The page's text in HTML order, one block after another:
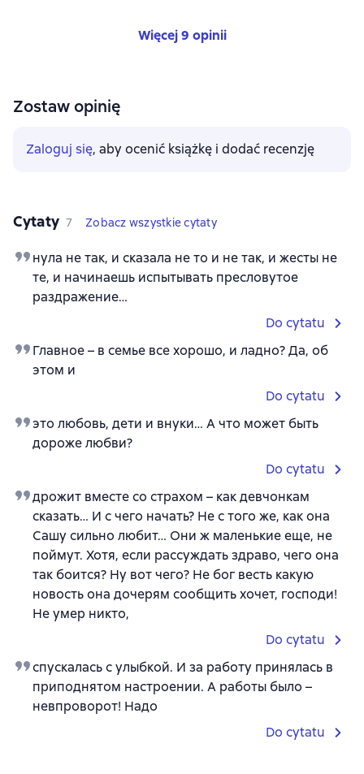
Więcej 9 opinii
Zostaw opinię
Zaloguj się, aby ocenić książkę i dodać recenzję
Cytaty 7 Zobacz wszystkie cytaty
нула не так, и сказала не то и не так, и жесты не
те, и начинаешь испытывать пресловутое
раздражение…
Do cytatu
Главное – в семье все хорошо, и ладно? Да, об
этом и
Do cytatu
это любовь, дети и внуки… А что может быть
дороже любви?
Do cytatu
дрожит вместе со страхом – как девчонкам
сказать… И с чего начать? Не с того же, как она
Сашу сильно любит… Они ж маленькие еще, не
поймут. Хотя, если рассуждать здраво, чего она
так боится? Ну вот чего? Не бог весть какую
новость она дочерям сообщить хочет, господи!
Не умер никто,
Do cytatu
спускалась с улыбкой. И за работу принялась в
приподнятом настроении. А работы было –
невпроворот! Надо
Do cytatu